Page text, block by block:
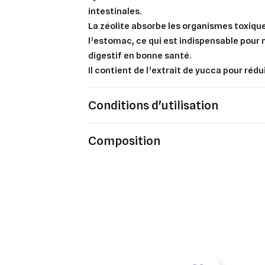
intestinales.
La zéolite absorbe les organismes
l’estomac, ce qui est indispensable pour
digestif en bonne santé.
Il contient de l’extrait de yucca pour
Conditions d'utilisation
Composition